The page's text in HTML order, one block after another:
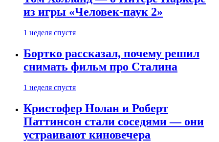
из игры «Человек-паук 2»
1 неделя спустя
Бортко рассказал, почему решил
снимать фильм про Сталина
1 неделя спустя
Кристофер Нолан и Роберт
Паттинсон стали соседями — они
устраивают киновечера